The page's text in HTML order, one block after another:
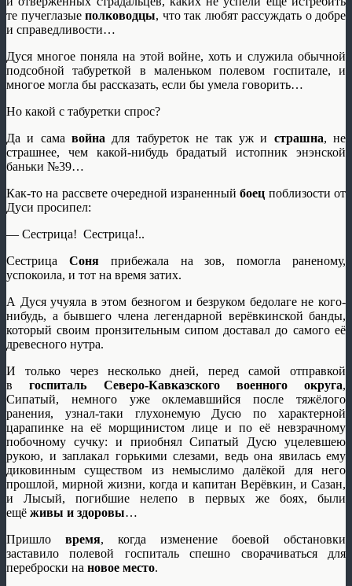
те пучеглазыеполководцы, что так любят рассуждать о добре
и справедливости…
Дуся многое поняла на этой войне, хоть и служила обычной
подсобной табуреткой в маленьком полевом госпитале, и
многое могла бы рассказать, если бы умела говорить…
Но какой с табуретки спрос?
Да и самавойна для табуреток не так уж и страшна, не
страшнее, чем какой-нибудь брадатый истопник энэнской
баньки №39…
Как-то на рассвете очередной израненный боец поблизости от
Дуси просипел:
— Сестрица! Сестрица!..
Сестрица Соняприбежала на зов, помогла раненому,
успокоила, и тот на время затих.
А Дуся учуяла в этом безногом и безруком бедолаге не кого-
нибудь, а бывшего члена легендарной верёвкинской банды,
который своим пронзительным сипом доставал до самого её
древесного нутра.
И только через несколько дней, перед самой отправкой
в госпиталь Северо-Кавказского военного округа,
Сипатый, немного уже оклемавшийся после тяжёлого
ранения, узнал-таки глухонемую Дусю по характерной
царапинке на её морщинистом лице и по её невзрачному
побочному сучку: и приобнял Сипатый Дусю уцелевшею
рукою, и заплакал горькими слезами, ведь она явилась ему
диковинным существом из немыслимо далёкой для него
прошлой, мирной жизни, когда и капитан Верёвкин, и Сазан,
и Лысый, погибшие нелепо в первых же боях, были
ещё живы и здоровы…
Пришло время, когда изменение боевой обстановки
заставило полевой госпиталь спешно сворачиваться для
переброски на новое место.